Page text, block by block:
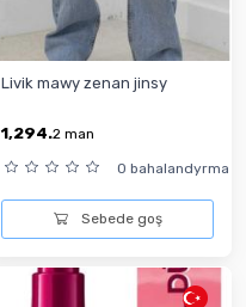
Livik mawy zenan jinsy
1,294.2 man
0 bahalandyrma
Sebede goş